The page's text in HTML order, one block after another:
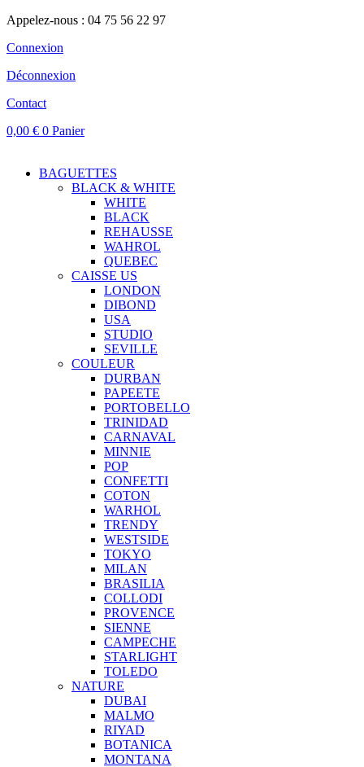
Appelez-nous : 04 75 56 22 97
Connexion
Déconnexion
Contact
0,00 € 0 Panier
BAGUETTES
BLACK & WHITE
WHITE
BLACK
REHAUSSE
WAHROL
QUEBEC
CAISSE US
LONDON
DIBOND
USA
STUDIO
SEVILLE
COULEUR
DURBAN
PAPEETE
PORTOBELLO
TRINIDAD
CARNAVAL
MINNIE
POP
CONFETTI
COTON
WARHOL
TRENDY
WESTSIDE
TOKYO
MILAN
BRASILIA
COLLODI
PROVENCE
SIENNE
CAMPECHE
STARLIGHT
TOLEDO
NATURE
DUBAI
MALMO
RIYAD
BOTANICA
MONTANA